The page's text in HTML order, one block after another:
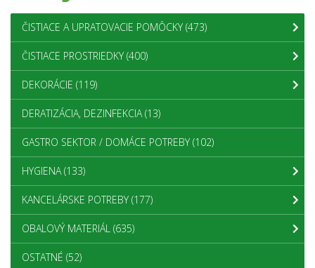
ČISTIACE A UPRATOVACIE POMÔCKY (473)
ČISTIACE PROSTRIEDKY (400)
DEKORÁCIE (119)
DERATIZÁCIA, DEZINFEKCIA(13)
GASTRO SEKTOR / DOMÁCE POTREBY (102)
HYGIENA(133)
KANCELÁRSKE POTREBY (177)
OBALOVÝ MATERIÁL (635)
OSTATNÉ (52)